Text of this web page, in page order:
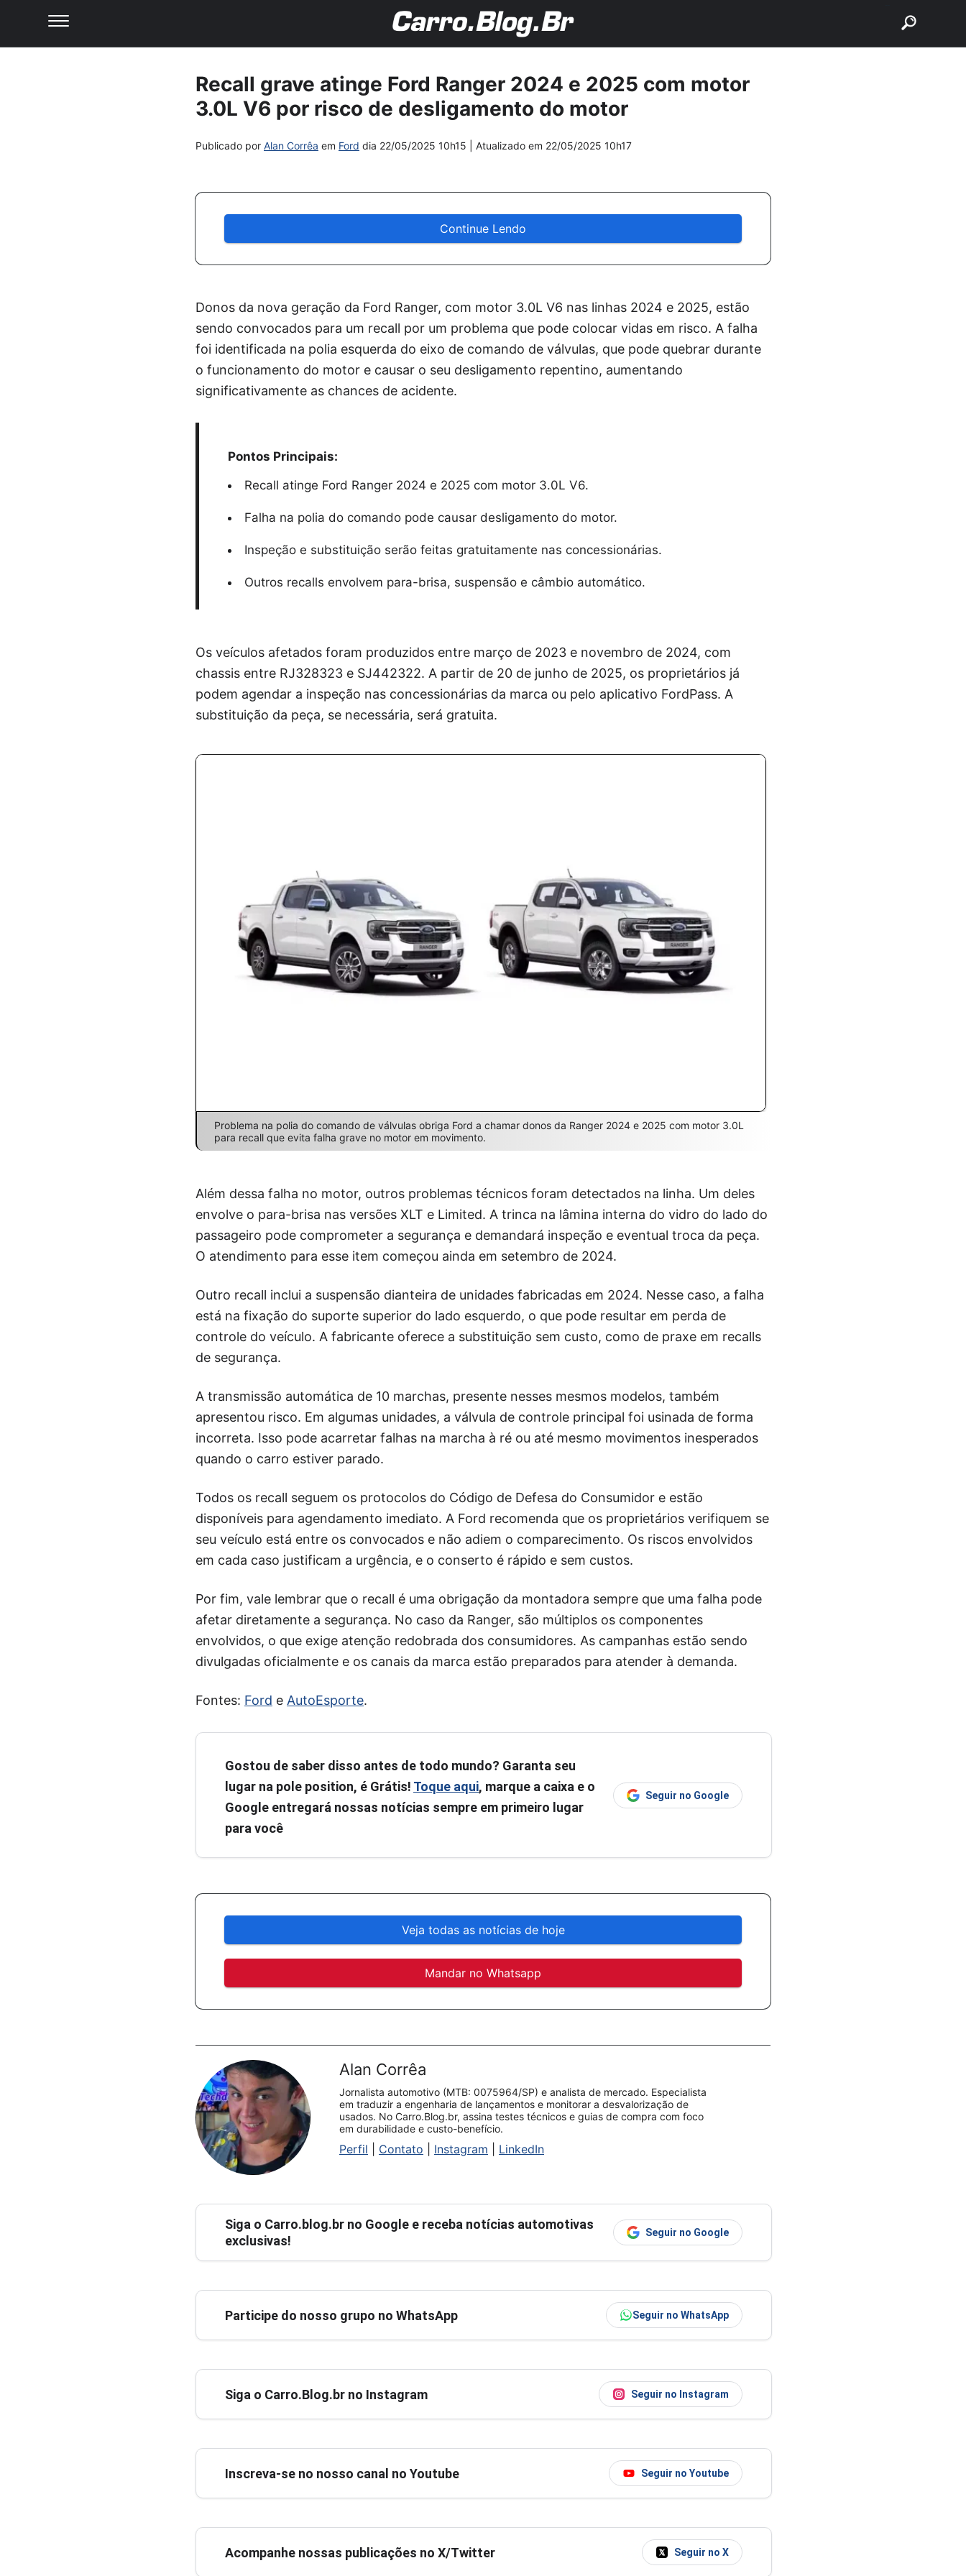
Recall grave atinge Ford Ranger 2024 e 2025 com motor
3.0L V6 por risco de desligamento do motor
Publicado por Alan Corrêa em Ford dia 22/05/2025 10h15 | Atualizado em 22/05/2025 10h17
Continue Lendo
Donos da nova geração da Ford Ranger, com motor 3.0L V6 nas linhas 2024 e 2025, estão
sendo convocados para um recall por um problema que pode colocar vidas em risco. A falha
foi identificada na polia esquerda do eixo de comando de válvulas, que pode quebrar durante
o funcionamento do motor e causar o seu desligamento repentino, aumentando
significativamente as chances de acidente.
Pontos Principais:
Recall atinge Ford Ranger 2024 e 2025 com motor 3.0L V6.
Falha na polia do comando pode causar desligamento do motor.
Inspeção e substituição serão feitas gratuitamente nas concessionárias.
Outros recalls envolvem para-brisa, suspensão e câmbio automático.
Os veículos afetados foram produzidos entre março de 2023 e novembro de 2024, com
chassis entre RJ328323 e SJ442322. A partir de 20 de junho de 2025, os proprietários já
podem agendar a inspeção nas concessionárias da marca ou pelo aplicativo FordPass. A
substituição da peça, se necessária, será gratuita.
Problema na polia do comando de válvulas obriga Ford a chamar donos da Ranger 2024 e 2025 com motor 3.0L
para recall que evita falha grave no motor em movimento.
Além dessa falha no motor, outros problemas técnicos foram detectados na linha. Um deles
envolve o para-brisa nas versões XLT e Limited. A trinca na lâmina interna do vidro do lado do
passageiro pode comprometer a segurança e demandará inspeção e eventual troca da peça.
O atendimento para esse item começou ainda em setembro de 2024.
Outro recall inclui a suspensão dianteira de unidades fabricadas em 2024. Nesse caso, a falha
está na fixação do suporte superior do lado esquerdo, o que pode resultar em perda de
controle do veículo. A fabricante oferece a substituição sem custo, como de praxe em recalls
de segurança.
A transmissão automática de 10 marchas, presente nesses mesmos modelos, também
apresentou risco. Em algumas unidades, a válvula de controle principal foi usinada de forma
incorreta. Isso pode acarretar falhas na marcha à ré ou até mesmo movimentos inesperados
quando o carro estiver parado.
Todos os recall seguem os protocolos do Código de Defesa do Consumidor e estão
disponíveis para agendamento imediato. A Ford recomenda que os proprietários verifiquem se
seu veículo está entre os convocados e não adiem o comparecimento. Os riscos envolvidos
em cada caso justificam a urgência, e o conserto é rápido e sem custos.
Por fim, vale lembrar que o recall é uma obrigação da montadora sempre que uma falha pode
afetar diretamente a segurança. No caso da Ranger, são múltiplos os componentes
envolvidos, o que exige atenção redobrada dos consumidores. As campanhas estão sendo
divulgadas oficialmente e os canais da marca estão preparados para atender à demanda.
Fontes: Ford e AutoEsporte.
Gostou de saber disso antes de todo mundo? Garanta seu
lugar na pole position, é Grátis! Toque aqui, marque a caixa e o
Google entregará nossas notícias sempre em primeiro lugar
para você
Seguir no Google
Veja todas as notícias de hoje
Mandar no Whatsapp
Alan Corrêa
Jornalista automotivo (MTB: 0075964/SP) e analista de mercado. Especialista
em traduzir a engenharia de lançamentos e monitorar a desvalorização de
usados. No Carro.Blog.br, assina testes técnicos e guias de compra com foco
em durabilidade e custo-benefício.
Perfil Contato Instagram LinkedIn
Siga o Carro.blog.br no Google e receba notícias automotivas
exclusivas!
Seguir no Google
Participe do nosso grupo no WhatsApp Seguir no WhatsApp
Siga o Carro.Blog.br no Instagram Seguir no Instagram
Inscreva-se no nosso canal no Youtube Seguir no Youtube
Acompanhe nossas publicações no X/Twitter Seguir no X